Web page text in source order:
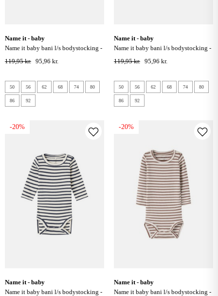
name it - baby
name it baby bani l/s bodystocking -
elderberry
119,95 kr. 95,96 kr.
50 56 62 68 74 80
86 92
name it - baby
name it baby bani l/s bodystocking -
pure cashmere
119,95 kr. 95,96 kr.
50 56 62 68 74 80
86 92
-20%
name it - baby
name it baby bani l/s bodystocking -
-20%
name it - baby
name it baby bani l/s bodystocking -